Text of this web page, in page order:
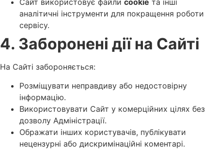
Сайт використовує файли cookie та інші
аналітичні інструменти для покращення роботи
сервісу.
4. Заборонені дії на Сайті
На Сайті забороняється:
Розміщувати неправдиву або недостовірну
інформацію.
Використовувати Сайт у комерційних цілях без
дозволу Адміністрації.
Ображати інших користувачів, публікувати
нецензурні або дискримінаційні коментарі.